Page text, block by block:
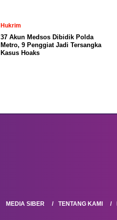
Hukrim
37 Akun Medsos Dibidik Polda
Metro, 9 Penggiat Jadi Tersangka
Kasus Hoaks
MEDIA SIBER TENTANG KAMI